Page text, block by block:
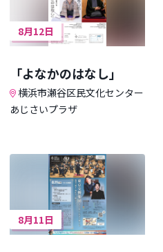
8月12日
「よなかのはなし」
横浜市瀬谷区民文化センター
あじさいプラザ
8月11日